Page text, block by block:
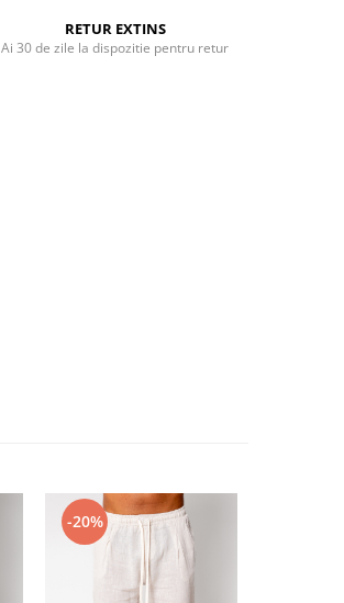
RETUR EXTINS
Ai 30 de zile la dispozitie pentru retur
-20%